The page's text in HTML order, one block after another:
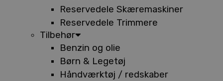
Reservedele Skæremaskiner
Reservedele Trimmere
Tilbehør
Benzin og olie
Børn & Legetøj
Håndværktøj / redskaber